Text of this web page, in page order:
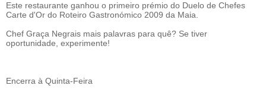
Este restaurante ganhou o primeiro prémio do Duelo de Chefes
Carte d'Or do Roteiro Gastronómico 2009 da Maia.
Chef Graça Negrais mais palavras para quê? Se tiver
oportunidade, experimente!
Encerra à Quinta-Feira